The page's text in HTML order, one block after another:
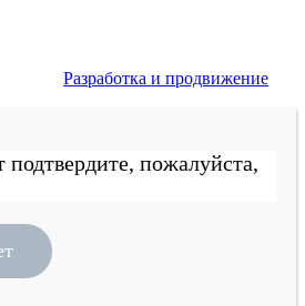
Разработка и продвижение
подтвердите, пожалуйста,